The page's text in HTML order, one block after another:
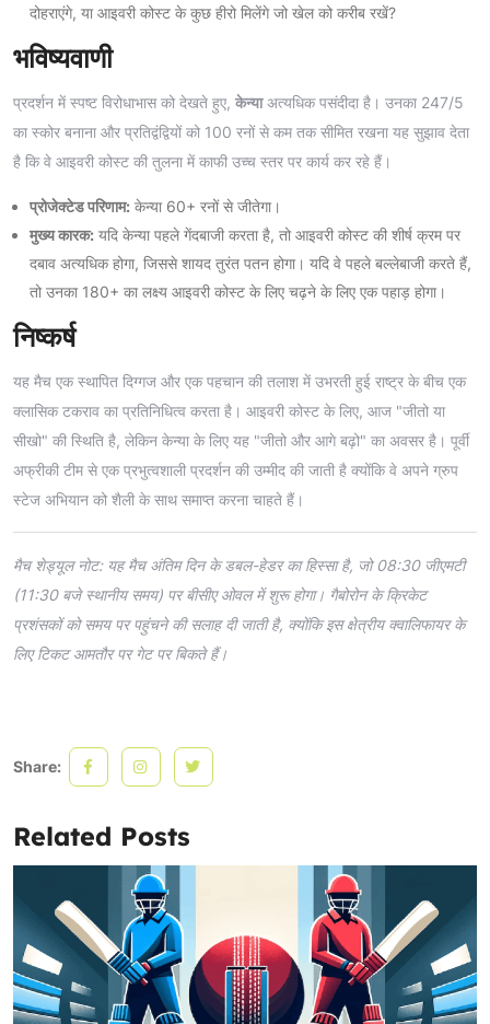
दोहराएंगे, या आइवरी कोस्ट के कुछ हीरो मिलेंगे जो खेल को करीब रखें?
भविष्यवाणी
प्रदर्शन में स्पष्ट विरोधाभास को देखते हुए, केन्याअत्यधिक पसंदीदा है। उनका 247/5
का स्कोर बनाना और प्रतिद्वंद्वियों को 100 रनों से कम तक सीमित रखना यह सुझाव देता
है कि वे आइवरी कोस्ट की तुलना में काफी उच्च स्तर पर कार्य कर रहे हैं।
प्रोजेक्टेड परिणाम: केन्या 60+ रनों से जीतेगा।
मुख्य कारक: यदि केन्या पहले गेंदबाजी करता है, तो आइवरी कोस्ट की शीर्ष क्रम पर
दबाव अत्यधिक होगा, जिससे शायद तुरंत पतन होगा। यदि वे पहले बल्लेबाजी करते हैं,
तो उनका 180+ का लक्ष्य आइवरी कोस्ट के लिए चढ़ने के लिए एक पहाड़ होगा।
निष्कर्ष
यह मैच एक स्थापित दिग्गज और एक पहचान की तलाश में उभरती हुई राष्ट्र के बीच एक
क्लासिक टकराव का प्रतिनिधित्व करता है। आइवरी कोस्ट के लिए, आज "जीतो या
सीखो" की स्थिति है, लेकिन केन्या के लिए यह "जीतो और आगे बढ़ो" का अवसर है। पूर्वी
अफ्रीकी टीम से एक प्रभुत्वशाली प्रदर्शन की उम्मीद की जाती है क्योंकि वे अपने ग्रुप
स्टेज अभियान को शैली के साथ समाप्त करना चाहते हैं।
मैच शेड्यूल नोट: यह मैच अंतिम दिन के डबल-हेडर का हिस्सा है, जो 08:30 जीएमटी
(11:30 बजे स्थानीय समय) पर बीसीए ओवल में शुरू होगा। गैबोरोन के क्रिकेट
प्रशंसकों को समय पर पहुंचने की सलाह दी जाती है, क्योंकि इस क्षेत्रीय क्वालिफायर के
लिए टिकट आमतौर पर गेट पर बिकते हैं।
Share:
Related Posts